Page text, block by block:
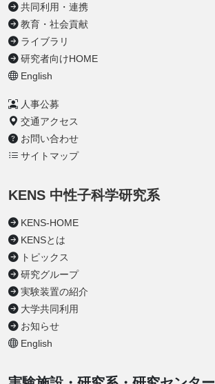
共同利用・連携
教育・社会貢献
ライブラリ
研究者向けHOME
English
人事公募
交通アクセス
お問い合わせ
サイトマップ
KENS 中性子科学研究系
KENS-HOME
KENSとは
トピックス
研究グループ
実験装置の紹介
大学共同利用
お知らせ
English